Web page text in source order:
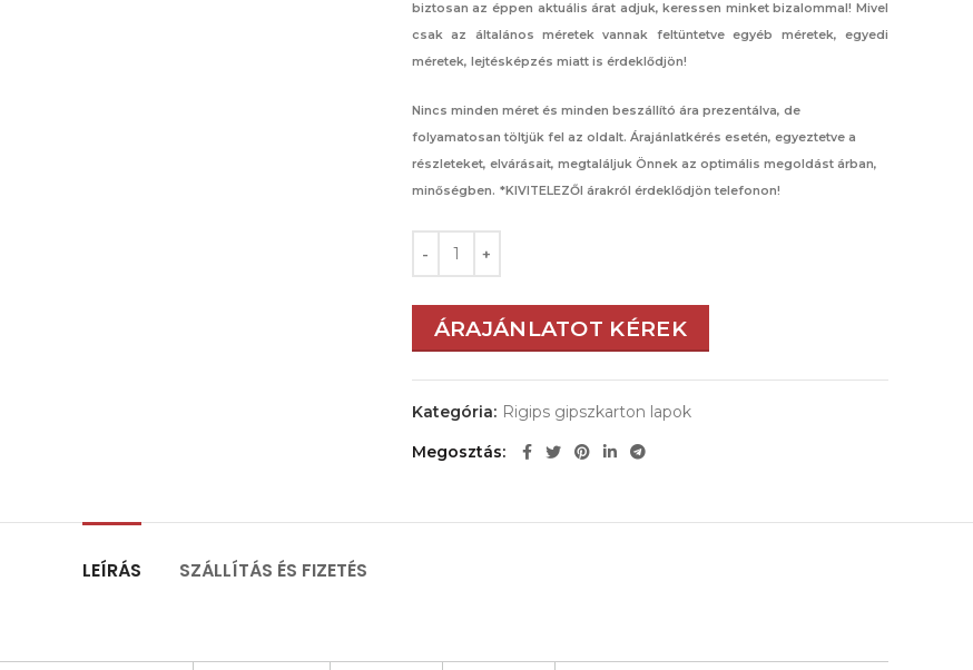
biztosan az éppen aktuális árat adjuk, keressen minket bizalommal! Mivel
csak az általános méretek vannak feltüntetve egyéb méretek, egyedi
méretek, lejtésképzés miatt is érdeklődjön!
Nincs minden méret és minden beszállító ára prezentálva, de
folyamatosan töltjük fel az oldalt. Árajánlatkérés esetén, egyeztetve a
részleteket, elvárásait, megtaláljuk Önnek az optimális megoldást árban,
minőségben. *KIVITELEZŐI árakról érdeklődjön telefonon!
ÁRAJÁNLATOT KÉREK
Kategória: Rigips gipszkarton lapok
Megosztás
LEÍRÁS SZÁLLÍTÁS ÉS FIZETÉS